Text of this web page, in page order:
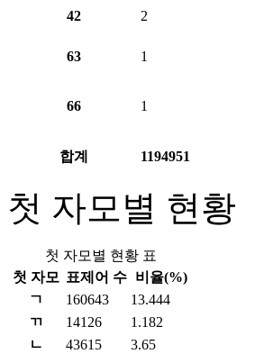
42 2
63 1
66 1
합계 1194951
첫 자모별 현황
첫 자모별 현황 표
첫 자모 표제어 수 비율(%)
ㄱ
160643
13.444
ㄲ
14126
1.182
ㄴ
43615
3.65